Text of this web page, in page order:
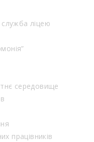
служба ліцею
середовище
працівників